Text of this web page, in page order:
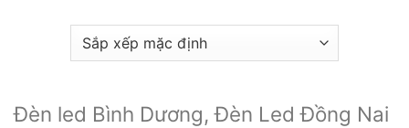
Đèn led Bình Dương, Đèn Led Đồng Nai